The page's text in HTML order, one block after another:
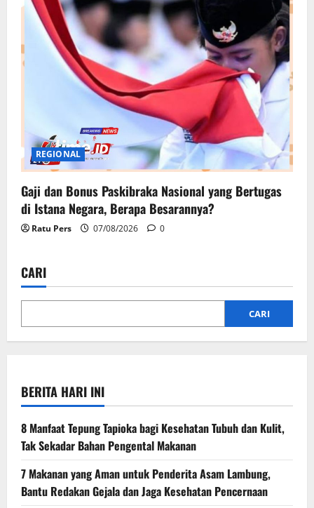
REGIONAL
Gaji dan Bonus Paskibraka Nasional yang Bertugas
di Istana Negara, Berapa Besarannya?
Ratu Pers 07/08/2026 0
CARI
CARI
BERITA HARI INI
8 Manfaat Tepung Tapioka bagi Kesehatan Tubuh dan Kulit,
Tak Sekadar Bahan Pengental Makanan
7 Makanan yang Aman untuk Penderita Asam Lambung,
Bantu Redakan Gejala dan Jaga Kesehatan Pencernaan